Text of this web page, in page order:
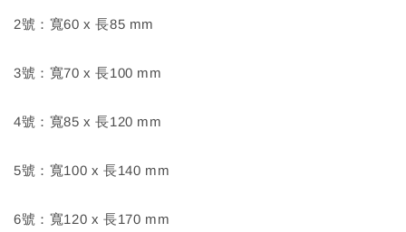
2號：寬60 x 長85 mm
3號：寬70 x 長100 mm
4號：寬85 x 長120 mm
5號：寬100 x 長140 mm
6號：寬120 x 長170 mm